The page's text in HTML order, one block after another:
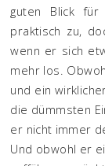
guten Blick
praktisch zu,
wenn er sich
mehr los.
und ein
die dümmsten
er nicht immer
Und obwohl er